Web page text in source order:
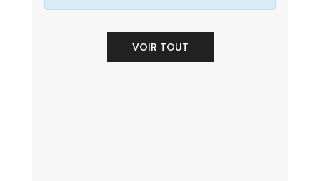
VOIR TOUT